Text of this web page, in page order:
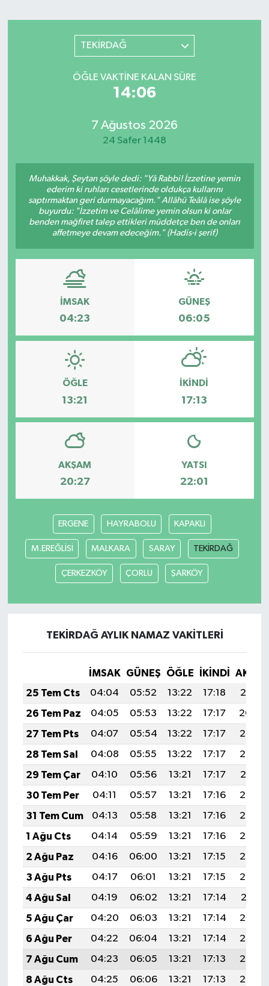
TEKİRDAĞ
ÖĞLE VAKTINE KALAN SÜRE
14:06
7 Ağustos 2026
24 Safer 1448
Muhakkak, Şeytan şöyle dedi: "Yâ Rabbi! İzzetine yemin
ederim ki ruhları cesetlerinde oldukça kullarını
saptırmaktan geri durmayacağım." Allâhü Teâlâ ise şöyle
buyurdu: "İzzetim ve Celâlime yemin olsun ki onlar
benden mağfiret talep ettikleri müddetçe ben de onları
affetmeye devam edeceğim." (Hadis-i şerif)
İMSAK
04:23
GÜNEŞ
06:05
ÖĞLE
13:21
İKINDI
17:13
AKŞAM
20:27
YATSI
22:01
ERGENE HAYRABOLU KAPAKLI
M.EREĞLİSİ MALKARA SARAY TEKİRDAĞ
ÇERKEZKÖY ÇORLU ŞARKÖY
TEKİRDAĞ AYLIK NAMAZ VAKITLERI
İMSAK GÜNEŞ ÖĞLE İKINDI
25 Tem Cts
04:04 05:52 13:22 17:18
20:41
26 Tem Paz
04:05 05:53 13:22 17:17
20:40
27 Tem Pts
04:07 05:54 13:22 17:17
20:39
28 Tem Sal
04:08 05:55 13:22 17:17
20:38
29 Tem Çar
04:10 05:56 13:21 17:17
20:37
30 Tem Per
04:11 05:57 13:21 17:16
20:36
31 Tem Cum
04:13 05:58 13:21 17:16
20:35
1 Ağu Cts
04:14 05:59 13:21 17:16
20:34
2 Ağu Paz
04:16 06:00 13:21 17:15
20:33
3 Ağu Pts
04:17 06:01 13:21 17:15
20:32
4 Ağu Sal
04:19 06:02 13:21 17:14
20:31
5 Ağu Çar
04:20 06:03 13:21 17:14
20:30
6 Ağu Per
04:22 06:04 13:21 17:14
20:28
7 Ağu Cum
04:23 06:05 13:21 17:13
20:27
8 Ağu Cts
04:25 06:06 13:21 17:13
20:26
Sağlık
Teknoloji